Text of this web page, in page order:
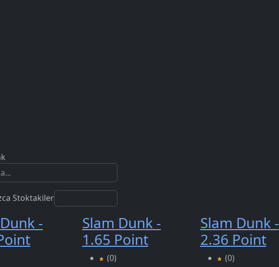
Stoktakiler
-
Slam Dunk -
1.65 Point
(0)
Slam Dunk -
2.36 Point
(0)